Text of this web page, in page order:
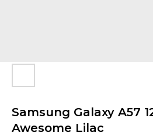
Samsung Galaxy A57
Awesome Lilac